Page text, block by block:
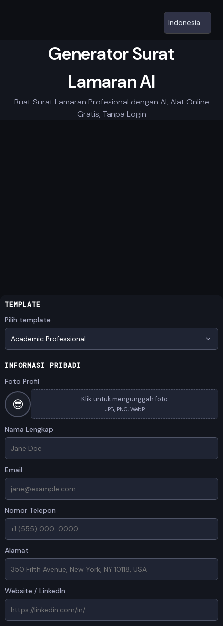
Generator Surat
Lamaran AI
Buat Surat Lamaran Profesional dengan AI, Alat Online
Gratis, Tanpa Login
TEMPLATE
Pilih template
Academic Professional
INFORMASI PRIBADI
Foto Profil
😎 Klik untuk mengunggah foto
JPG, PNG, WebP
Nama Lengkap
Email
Nomor Telepon
Alamat
Website / LinkedIn